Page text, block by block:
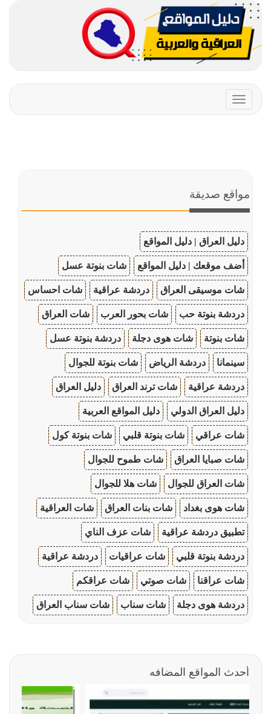
Toggle
navigation
مواقع صديقة
دليل العراق | دليل المواقع
أضف موقعك | دليل المواقع شات بنوتة عسل
شات موسيقى العراق دردشة عراقية شات احساس
دردشة بنوتة حب شات بحور العرب شات العراق
شات بنوتة شات هوى دجلة دردشة بنوتة عسل
سينمانا دردشة الرياض شات بنوتة للجوال
دردشة عراقية شات ترند العراق دليل العراق
دليل العراق الدولي دليل المواقع العربية
شات عراقي شات بنوتة قلبي شات بنوتة كول
شات صبايا العراق شات طموح للجوال
شات العراق للجوال شات هلا للجوال
شات هوى بغداد شات بنات العراق شات العراقية
تطبيق دردشة عراقية شات عزف الناي
دردشة بنوتة قلبي شات عراقيات دردشة عراقية
شات عراقنا شات صوتي شات عراقكم
دردشة هوى دجلة شات سناب شات سناب العراق
أحدث المواقع المضافه